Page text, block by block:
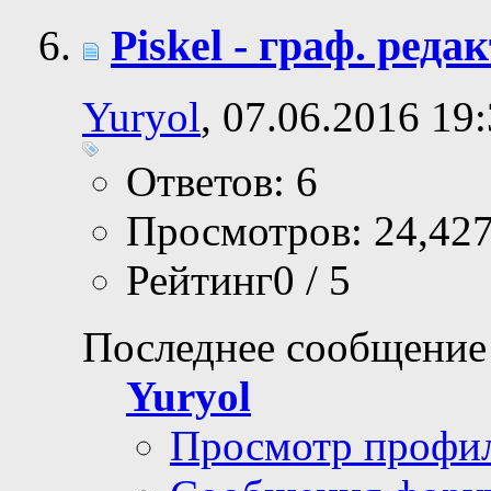
Piskel - граф.
Yuryol, 07.06.2016
Ответов: 6
Просмотров:
Рейтинг0 / 5
Последнее
Yuryol
Просмотр